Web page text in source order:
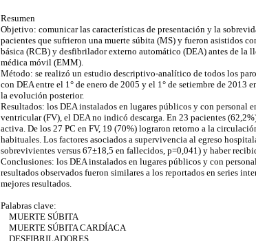
Resumen
Objetivo: comunicar las características de presentación y la
pacientes que sufrieron una muerte súbita (MS) y fueron asistidos
básica (RCB) y desfibrilador externo automático (DEA) antes de la
médica móvil (EMM).
Método: se realizó un estudio descriptivo-analítico de todos los
con DEA entre el 1° de enero de 2005 y el 1° de setiembre de 2013
la evolución posterior.
Resultados: los DEA instalados en lugares públicos y con personal
ventricular (FV), el DEA no indicó descarga. En 23 pacientes
activa. De los 27 PC en FV, 19 (70%) lograron retorno a la
habituales. Los factores asociados a supervivencia al egreso
sobrevivientes versus 67±18,5 en fallecidos, p=0,041) y haber
Conclusiones: los DEA instalados en lugares públicos y con
resultados observados fueron similares a los reportados en series
mejores resultados.
Palabras clave:
MUERTE SÚBITA
MUERTE SÚBITA CARDÍACA
DESFIBRILADORES